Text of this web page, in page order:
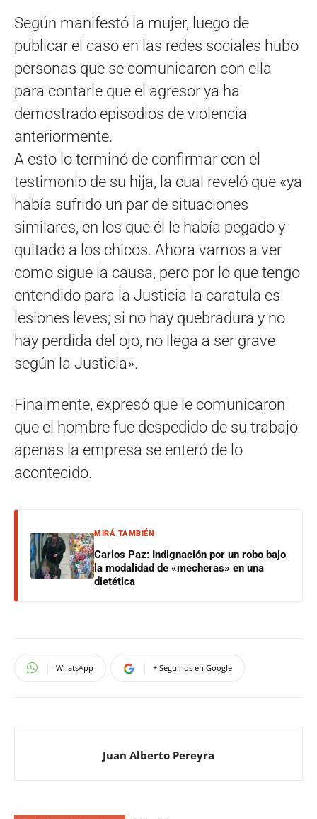
Según manifestó la mujer, luego de
publicar el caso en las redes sociales hubo
personas que se comunicaron con ella
para contarle que el agresor ya ha
demostrado episodios de violencia
anteriormente.
A esto lo terminó de confirmar con el
testimonio de su hija, la cual reveló que «ya
había sufrido un par de situaciones
similares, en los que él le había pegado y
quitado a los chicos. Ahora vamos a ver
como sigue la causa, pero por lo que tengo
entendido para la Justicia la caratula es
lesiones leves; si no hay quebradura y no
hay perdida del ojo, no llega a ser grave
según la Justicia».
Finalmente, expresó que le comunicaron
que el hombre fue despedido de su trabajo
apenas la empresa se enteró de lo
acontecido.
MIRÁ TAMBIÉN
Carlos Paz: Indignación por un robo bajo
la modalidad de «mecheras» en una
dietética
WhatsApp + Seguinos en Google
Juan Alberto Pereyra